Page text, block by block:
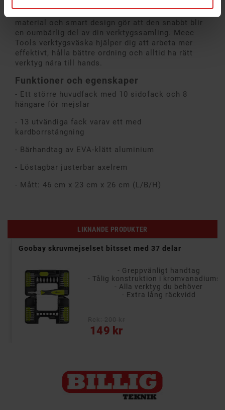
material och smart design gör att den snabbt blir
en oumbärlig del av din verktygssamling. Meec
Tools verktygsväska hjälper dig att arbeta mer
effektivt, hålla bättre ordning och alltid ha rätt
verktyg nära till hands.
Funktioner och egenskaper
- Ett större huvudfack med 10 sidofack och 8
hängare för mejslar
- 13 utvändiga fack varav ett med
kardborrstängning
- Bärhandtag av EVA-klätt aluminium
- Löstagbar justerbar axelrem
- Mått: 46 cm x 23 cm x 26 cm (L/B/H)
LIKNANDE PRODUKTER
Goobay skruvmejselset bitsset med 37 delar
- Greppvänligt handtag
- Tålig konstruktion i
- Alla verktyg du behöver
- Extra lång räckvidd
149 kr
Pris